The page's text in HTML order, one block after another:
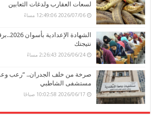
لسعات العقارب ولدغات الثعابين
2026/07/06 12:49:06 مساءً
نتيجتك
2026/06/24 2:26:43 مساءً
صرخة من خلف الجدران.. “رعب
مستشفى الشاطبي
2026/06/17 10:02:58 صباحًا